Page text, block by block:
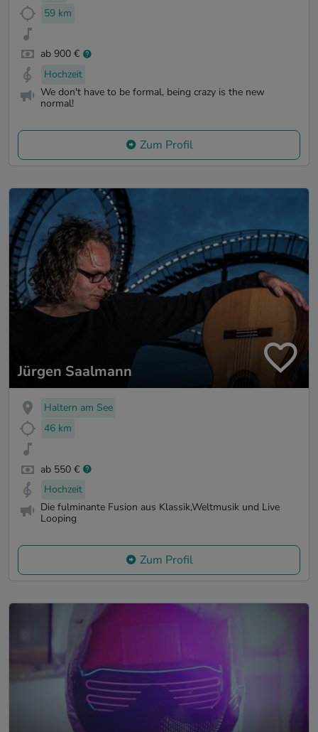
59 km
ab 900 €
Hochzeit
We don't have to be formal, being crazy is the new
normal!
Zum Profil
Jürgen Saalmann
Haltern am See
46 km
ab 550 €
Hochzeit
Die fulminante Fusion aus Klassik,Weltmusik und Live
Looping
Zum Profil